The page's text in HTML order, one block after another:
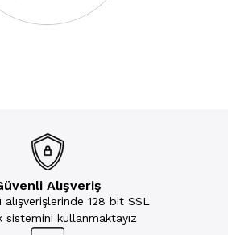
Alışveriş
alışverişlerinde 128 bit SSL
sistemini kullanmaktayız